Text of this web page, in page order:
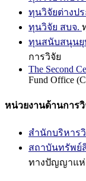
ทุนวิจัยต่างปร
ทุนวิจัย สบจ.
ทุนสนับสนุนยุ
การวิจัย
The Second
Fund Office
หน่วยงานด้านการวิ
สำนักบริหาร
สถาบันทรัพย์
ทางปัญญาแห่